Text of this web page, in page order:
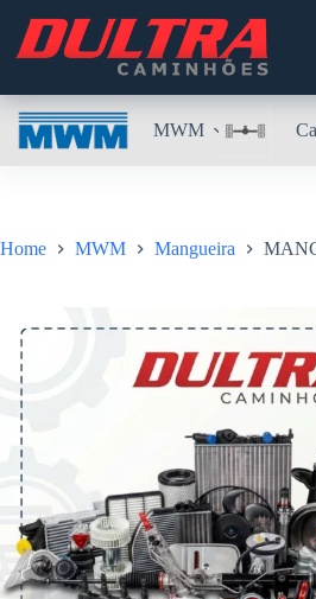
para
MWM
Home MWM Mangueira